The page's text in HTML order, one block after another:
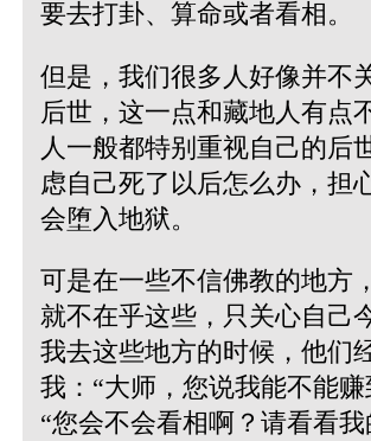
要去打卦、算命或者看相。
但是，我们很多人好像并不
后世，这一点和藏地人有点
人一般都特别重视自己的后
虑自己死了以后怎么办，担
会堕入地狱。
可是在一些不信佛教的地方
就不在乎这些，只关心自己
我去这些地方的时候，他们
我：“大师，您说我能不能赚
“您会不会看相啊？请看看